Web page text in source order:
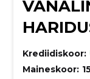
Krediidiskoor:
Maineskoor: